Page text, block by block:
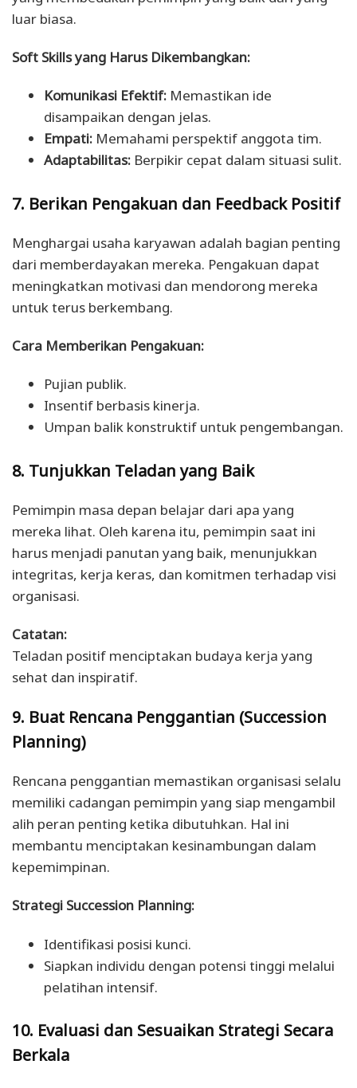
luar biasa.
Soft Skills yang Harus Dikembangkan:
Komunikasi Efektif: Memastikan ide
disampaikan dengan jelas.
Empati: Memahami perspektif anggota tim.
Adaptabilitas: Berpikir cepat dalam situasi sulit.
7. Berikan Pengakuan dan Feedback Positif
Menghargai usaha karyawan adalah bagian penting
dari memberdayakan mereka. Pengakuan dapat
meningkatkan motivasi dan mendorong mereka
untuk terus berkembang.
Cara Memberikan Pengakuan:
Pujian publik.
Insentif berbasis kinerja.
Umpan balik konstruktif untuk pengembangan.
8. Tunjukkan Teladan yang Baik
Pemimpin masa depan belajar dari apa yang
mereka lihat. Oleh karena itu, pemimpin saat ini
harus menjadi panutan yang baik, menunjukkan
integritas, kerja keras, dan komitmen terhadap visi
organisasi.
Catatan:
Teladan positif menciptakan budaya kerja yang
sehat dan inspiratif.
9. Buat Rencana Penggantian (Succession
Planning)
Rencana penggantian memastikan organisasi selalu
memiliki cadangan pemimpin yang siap mengambil
alih peran penting ketika dibutuhkan. Hal ini
membantu menciptakan kesinambungan dalam
kepemimpinan.
Strategi Succession Planning:
Identifikasi posisi kunci.
Siapkan individu dengan potensi tinggi melalui
pelatihan intensif.
10. Evaluasi dan Sesuaikan Strategi Secara
Berkala